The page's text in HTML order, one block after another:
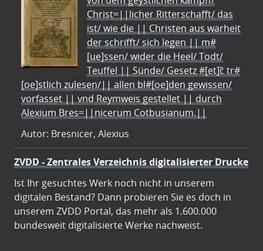
Christ=||licher Ritterschafft/ das
ist/ wie die || Christen aus warheit
der schrifft/ sich legen || m#
[ue]ssen/ wider die Heel/ Todt/
Teuffel || Sünde/ Gesetz #[et]c̃ tr#
[oe]stlich zulesen/|| allen bl#[oe]den gewissen/
vorfasset || vnd Reymweis gestellet || durch
Alexium Bres=||nicerum Cotbusianum.||
Autor: Bresnicer, Alexius
ZVDD - Zentrales Verzeichnis digitalisierter Drucke
Ist Ihr gesuchtes Werk noch nicht in unserem
digitalen Bestand? Dann probieren Sie es doch in
unserem ZVDD Portal, das mehr als 1.600.000
bundesweit digitalisierte Werke nachweist.